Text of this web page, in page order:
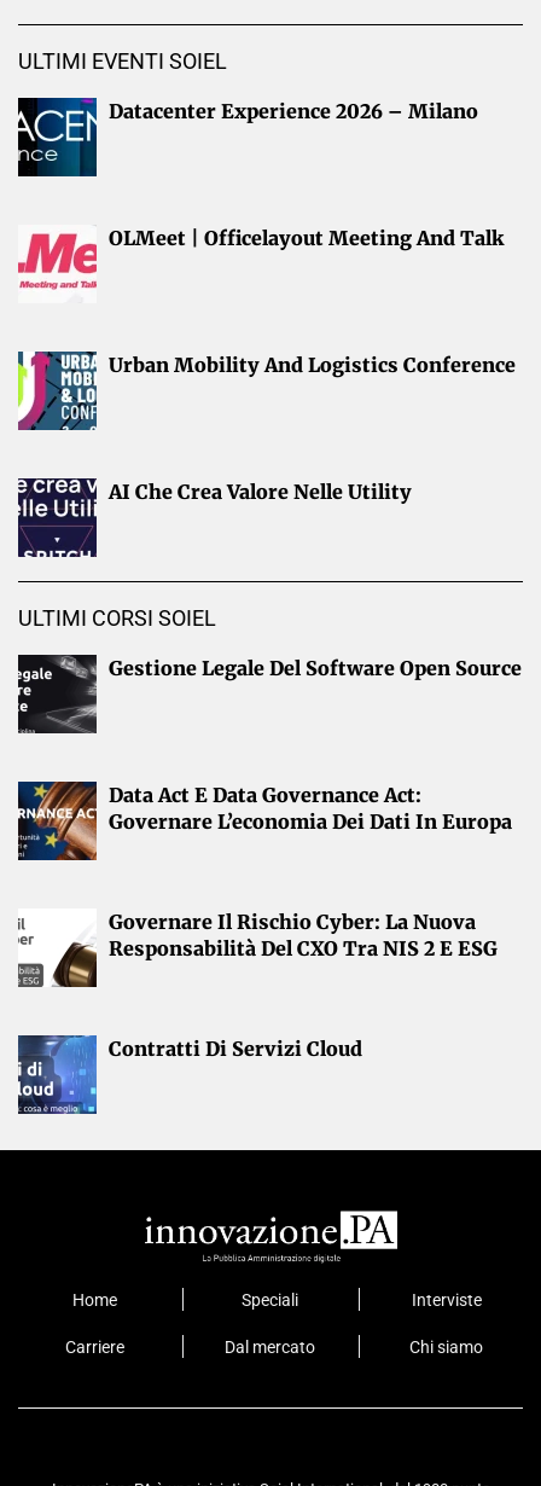
ULTIMI EVENTI SOIEL
Datacenter Experience 2026 – Milano
OLMeet | Officelayout Meeting And Talk
Urban Mobility And Logistics Conference
AI Che Crea Valore Nelle Utility
ULTIMI CORSI SOIEL
Gestione Legale Del Software Open Source
Data Act E Data Governance Act:
Governare L’economia Dei Dati In Europa
Governare Il Rischio Cyber: La Nuova
Responsabilità Del CXO Tra NIS 2 E ESG
Contratti Di Servizi Cloud
Home Speciali Interviste
Carriere Dal mercato Chi siamo